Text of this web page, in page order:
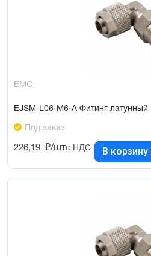
EMC
EJSM-L06-M6-A Фитинг латунный
Под заказ
226,19 ₽/штс НДС В корзину